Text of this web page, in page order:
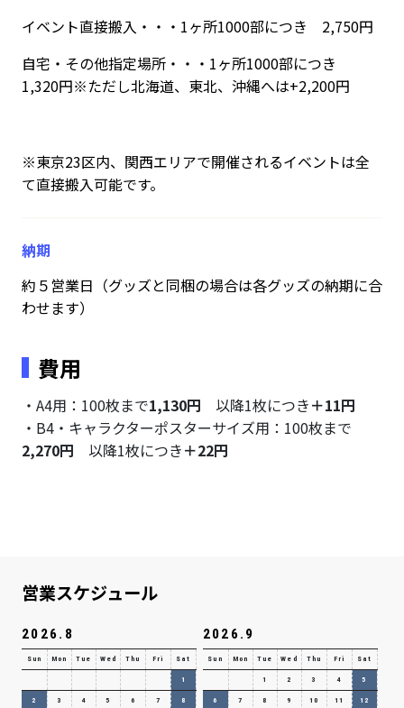
イベント直接搬入・・・1ヶ所1000部につき 2,750円
自宅・その他指定場所・・・1ヶ所1000部につき
1,320円※ただし北海道、東北、沖縄へは+2,200円
※東京23区内、関西エリアで開催されるイベントは全
て直接搬入可能です。
納期
約５営業日（グッズと同梱の場合は各グッズの納期に合
わせます）
費用
・A4用：100枚まで1,130円 以降1枚につき＋11円
・B4・キャラクターポスターサイズ用：100枚まで
2,270円 以降1枚につき＋22円
営業スケジュール
2026.8
Sun Mon Tue Wed Thu Fri Sat
1
2 3 4 5 6 7 8
2026.9
Sun Mon Tue Wed Thu Fri Sat
1 2 3 4 5
6 7 8 9 10 11 12